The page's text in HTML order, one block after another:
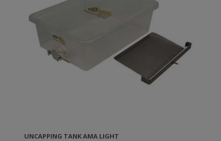
UNCAPPING TANK AMA LIGHT